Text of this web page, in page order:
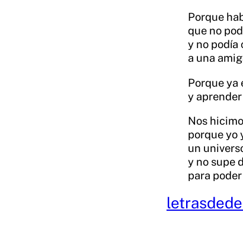
Porque
que no
y no podía
a una
Porque ya
y
Nos
porque yo
un
y no supe
para